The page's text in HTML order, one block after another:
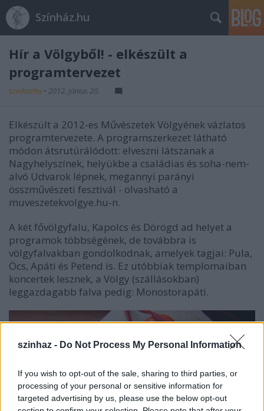
szinhaz - Do Not Process My Personal Information
If you wish to opt-out of the sale, sharing to third parties, or
processing of your personal or sensitive information for
targeted advertising by us, please use the below opt-out
Színház.hu
Hír a Völgyből! - elkészült a
programtervezet
szinhazhu • 2012. június 20.
Elkészült a 2012-es Művészetek Völgyének vázlatos
programtervezete. A programszerkezet látható
módon átsrutúrálódott: elveszni látszanak a
Nagyhelyszínek, helyükbe a családias és soha-nem-
alvó Udvarok lépnek, megannyi parányi
összművészeti fesztivál - olvasható a
muveszetekvolgye.hu-n.
A két fővölgyfalu, Kapolcs és Dörögd ad helyet a
programok többségének, de továbbra is
völgyfalvakban gondolkodnak, amelyek tagjai: Pula,
Öcs, Apáti és Petend is. Ez utóbbiak templomaiban
koncertek lesznek, a Völgy (szállásokban)
leggazdagabb falva pedig: Monostorapáti.